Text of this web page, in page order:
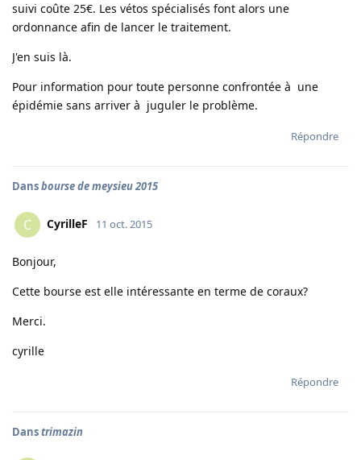
suivi coûte 25€. Les vétos spécialisés font alors une
ordonnance afin de lancer le traitement.
J'en suis là.
Pour information pour toute personne confrontée à une
épidémie sans arriver à juguler le problème.
Répondre
Dansbourse de meysieu 2015
C CyrilleF 11 oct. 2015
Bonjour,
Cette bourse est elle intéressante en terme de coraux?
Merci.
cyrille
Répondre
Danstrimazin